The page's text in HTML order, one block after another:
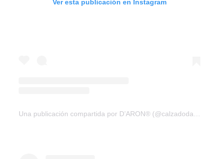
Ver esta publicación en Instagram
Una publicación compartida por D’ARON® (@calzadodaron)